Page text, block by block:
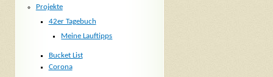
Projekte
42er Tagebuch
Meine Lauftipps
Bucket List
Corona